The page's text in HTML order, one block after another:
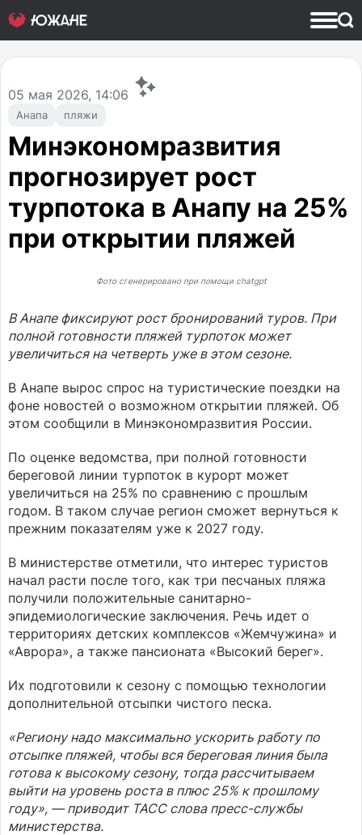
Анапа пляжи
05 мая 2026, 14:06
Минэкономразвития
прогнозирует рост
турпотока в Анапу на 25%
при открытии пляжей
Фото сгенерировано при помощи chatgpt
В Анапе фиксируют рост бронирований туров. При
полной готовности пляжей турпоток может
увеличиться на четверть уже в этом сезоне.
В Анапе вырос спрос на туристические поездки на
фоне новостей о возможном открытии пляжей. Об
этом сообщили в Минэкономразвития России.
По оценке ведомства, при полной готовности
береговой линии турпоток в курорт может
увеличиться на 25% по сравнению с прошлым
годом. В таком случае регион сможет вернуться к
прежним показателям уже к 2027 году.
В министерстве отметили, что интерес туристов
начал расти после того, как три песчаных пляжа
получили положительные санитарно-
эпидемиологические заключения. Речь идет о
территориях детских комплексов «Жемчужина» и
«Аврора», а также пансионата «Высокий берег».
Их подготовили к сезону с помощью технологии
дополнительной отсыпки чистого песка.
«Региону надо максимально ускорить работу по
отсыпке пляжей, чтобы вся береговая линия была
готова к высокому сезону, тогда рассчитываем
выйти на уровень роста в плюс 25% к прошлому
году», — приводит ТАСС слова пресс-службы
министерства.